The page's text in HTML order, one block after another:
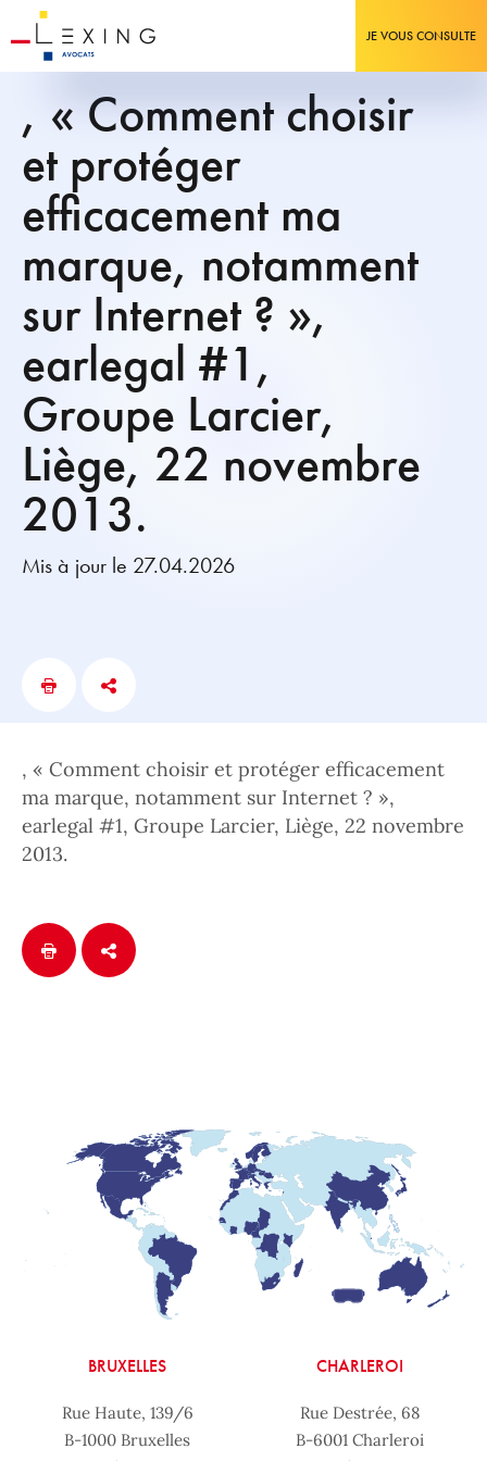
JE VOUS CONSULTE
, « Comment choisir
et protéger
efficacement ma
marque, notamment
sur Internet ? »,
earlegal #1,
Groupe Larcier,
Liège, 22 novembre
2013.
Mis à jour le 27.04.2026
, « Comment choisir et protéger efficacement
ma marque, notamment sur Internet ? »,
earlegal #1, Groupe Larcier, Liège, 22 novembre
2013.
BRUXELLES
Rue Haute, 139/6
B-1000 Bruxelles
CHARLEROI
Rue Destrée, 68
B-6001 Charleroi